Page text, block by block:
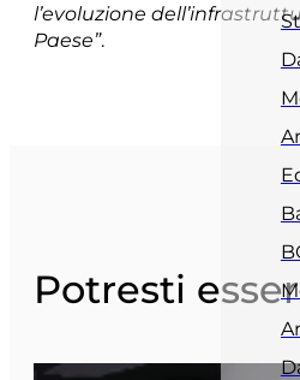
l’evoluzione
Paese”.
Potresti